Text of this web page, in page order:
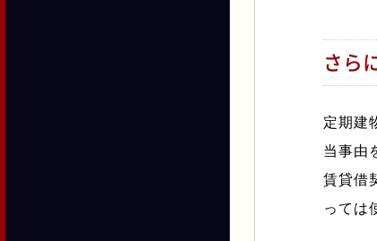
さら
定期建
当事由
賃貸借
っては